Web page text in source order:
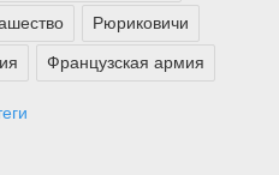
Рюриковичи
Французская армия